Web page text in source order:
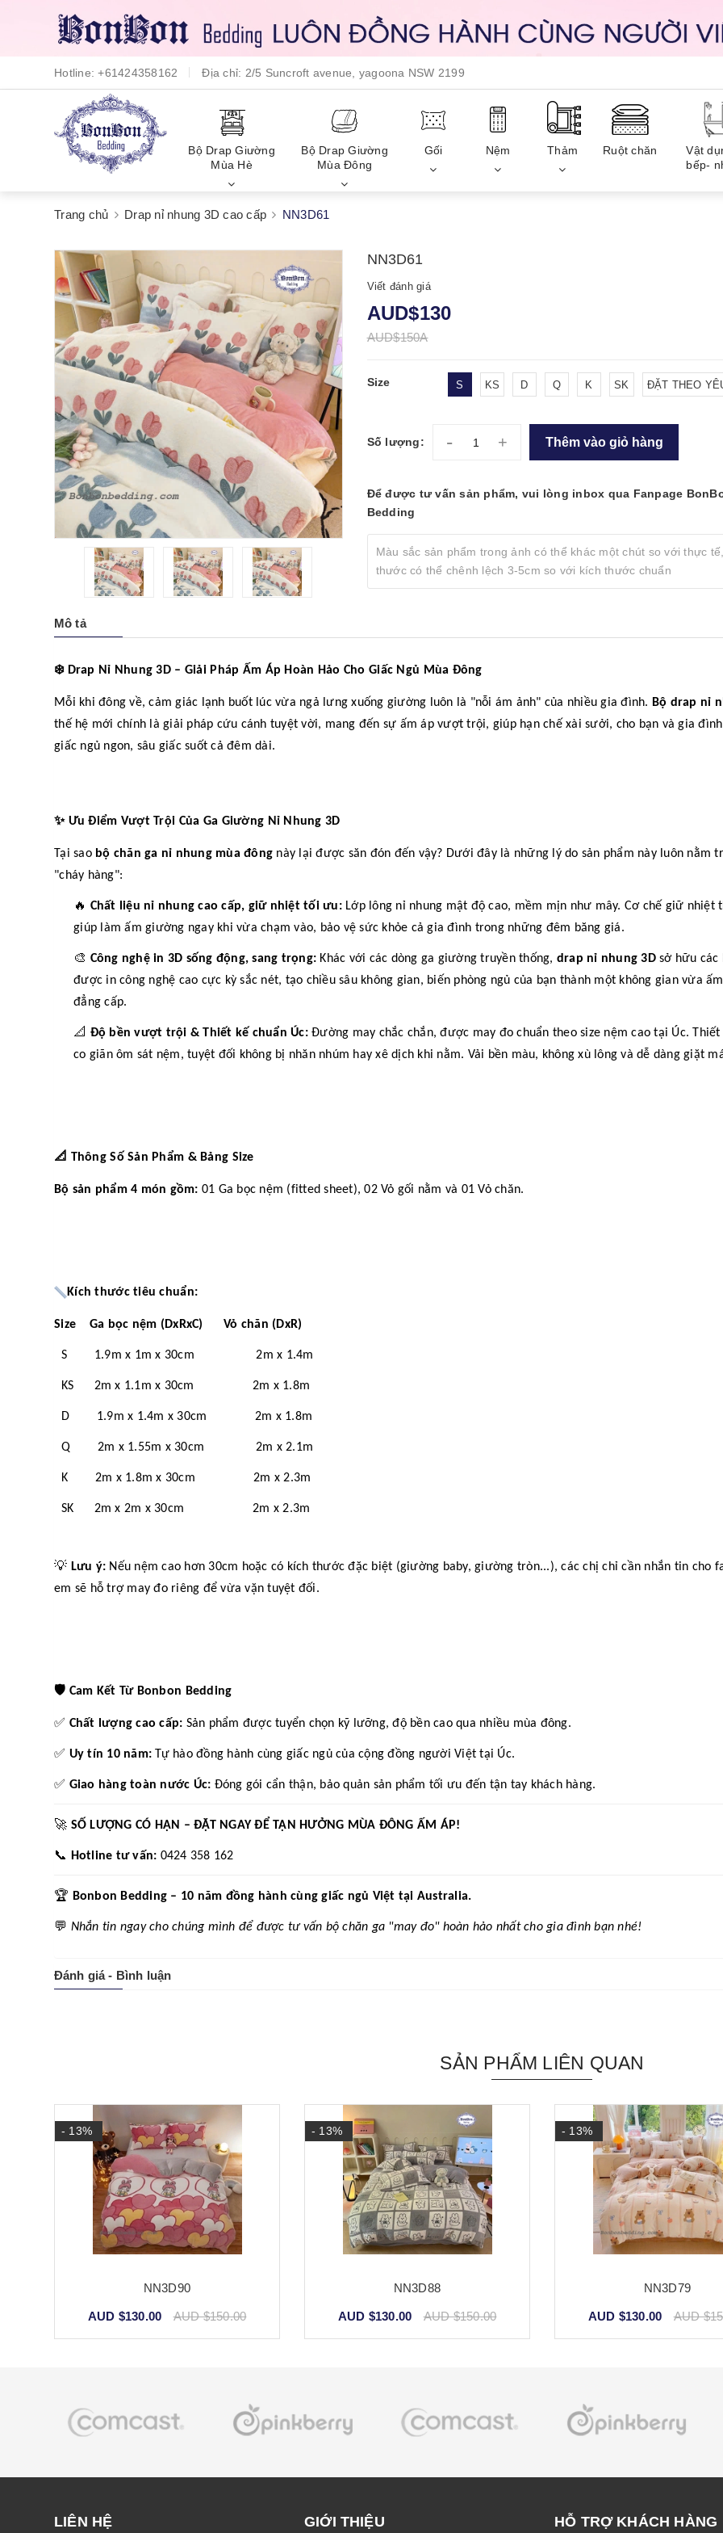
Hotline:+61424358162 Địa chỉ: 2/5 Suncroft avenue, yagoona NSW 2199
Bộ Drap Giường
Mùa Hè
Bộ Drap Giường
Mùa Đông
Gối Nệm Thảm Ruột chăn
Vật
bếp-
Trang chủ Drap nỉ nhung 3D cao cấp NN3D61
NN3D61
Viết đánh giá
AUD$130
AUD$150A
Size S KS D Q K SK ĐẶT THEO
Số lượng: - + Thêm vào giỏ hàng
Để được tư vấn sản phẩm, vui lòng inbox qua Fanpage
Bedding
Màu sắc sản phẩm trong ảnh có thể khác một chút so với thực
thước có thể chênh lệch 3-5cm so với kích thước chuẩn
Mô tả
❄️Drap Nỉ Nhung 3D – Giải Pháp Ấm Áp Hoàn Hảo Cho Giấc Ngủ Mùa Đông
Mỗi khi đông về, cảm giác lạnh buốt lúc vừa ngả lưng xuống giường luôn là "nỗi ám ảnh" của nhiều gia đình. Bộ drap nỉ
thế hệ mới chính là giải pháp cứu cánh tuyệt vời, mang đến sự ấm áp vượt trội, giúp hạn chế xài sưởi, cho bạn và gia
giấc ngủ ngon, sâu giấc suốt cả đêm dài.
✨Ưu Điểm Vượt Trội Của Ga Giường Nỉ Nhung 3D
Tại sao bộ chăn ga nỉ nhung mùa đông này lại được săn đón đến vậy? Dưới đây là những lý do sản phẩm này luôn nằm
"cháy hàng":
🔥 Chất liệu nỉ nhung cao cấp, giữ nhiệt tối ưu:Lớp lông nỉ nhung mật độ cao, mềm mịn như mây. Cơ chế giữ nhiệt
giúp làm ấm giường ngay khi vừa chạm vào, bảo vệ sức khỏe cả gia đình trong những đêm băng giá.
🎨 Công nghệ in 3D sống động, sang trọng: Khác với các dòng ga giường truyền thống, drap nỉ nhung 3Dsở hữu các
được in công nghệ cao cực kỳ sắc nét, tạo chiều sâu không gian, biến phòng ngủ của bạn thành một không gian vừa
đẳng cấp.
📐 Độ bền vượt trội & Thiết kế chuẩn Úc:Đường may chắc chắn, được may đo chuẩn theo size nệm cao tại Úc. Thiết
co giãn ôm sát nệm, tuyệt đối không bị nhăn nhúm hay xê dịch khi nằm. Vải bền màu, không xù lông và dễ dàng giặt
📐 Thông Số Sản Phẩm & Bảng Size
Bộ sản phẩm 4 món gồm: 01 Ga bọc nệm (fitted sheet), 02 Vỏ gối nằm và 01 Vỏ chăn.
Kích thước tiêu chuẩn:
Size Ga bọc nệm (DxRxC) Vỏ chăn (DxR)
S 1.9m x 1m x 30cm 2m x 1.4m
KS 2m x 1.1m x 30cm 2m x 1.8m
D 1.9m x 1.4m x 30cm 2m x 1.8m
Q 2m x 1.55m x 30cm 2m x 2.1m
K 2m x 1.8m x 30cm 2m x 2.3m
SK 2m x 2m x 30cm 2m x 2.3m
💡 Lưu ý: Nếu nệm cao hơn 30cm hoặc có kích thước đặc biệt (giường baby, giường tròn...), các chị chỉ cần nhắn tin cho
em sẽ hỗ trợ may đo riêng để vừa vặn tuyệt đối.
🛡️ Cam Kết Từ Bonbon Bedding
✅ Chất lượng cao cấp: Sản phẩm được tuyển chọn kỹ lưỡng, độ bền cao qua nhiều mùa đông.
✅ Uy tín 10 năm: Tự hào đồng hành cùng giấc ngủ của cộng đồng người Việt tại Úc.
✅ Giao hàng toàn nước Úc: Đóng gói cẩn thận, bảo quản sản phẩm tối ưu đến tận tay khách hàng.
🚀 SỐ LƯỢNG CÓ HẠN – ĐẶT NGAY ĐỂ TẬN HƯỞNG MÙA ĐÔNG ẤM ÁP!
📞 Hotline tư vấn: 0424 358 162
🏆 Bonbon Bedding – 10 năm đồng hành cùng giấc ngủ Việt tại Australia.
💬 Nhắn tin ngay cho chúng mình để được tư vấn bộ chăn ga "may đo" hoàn hảo nhất cho gia đình bạn nhé!
Đánh giá - Bình luận
SẢN PHẨM LIÊN QUAN
- 13%
NN3D90
AUD $130.00 AUD $150.00
- 13%
NN3D88
AUD $130.00 AUD $150.00
- 13%
NN3D79
AUD $130.00 AUD
LIÊN HỆ GIỚI THIỆU HỖ TRỢ KHÁCH HÀNG